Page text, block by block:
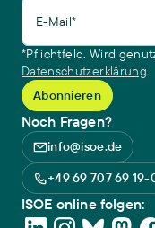
E-Mail*
*Pflichtfeld. Wird
Datenschutzerklärung.
Noch Fragen?
info@isoe.de
+49 69 707 69 19-
ISOE online folgen: